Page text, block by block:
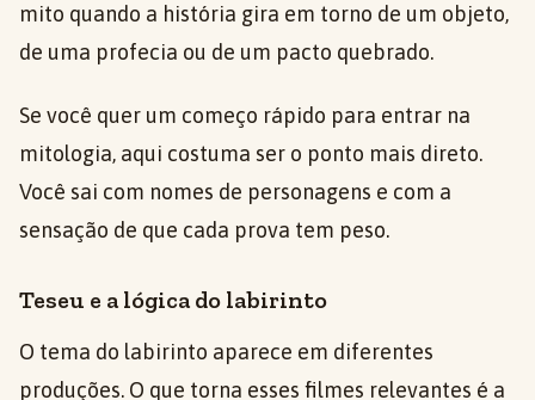
mito quando a história gira em torno de um objeto,
de uma profecia ou de um pacto quebrado.
Se você quer um começo rápido para entrar na
mitologia, aqui costuma ser o ponto mais direto.
Você sai com nomes de personagens e com a
sensação de que cada prova tem peso.
Teseu e a lógica do labirinto
O tema do labirinto aparece em diferentes
produções. O que torna esses filmes relevantes é a